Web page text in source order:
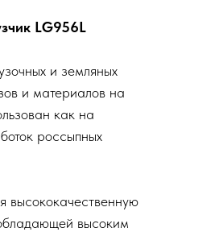
LG956L
и земляных
и материалов на
как на
россыпных
высококачественную
высоким